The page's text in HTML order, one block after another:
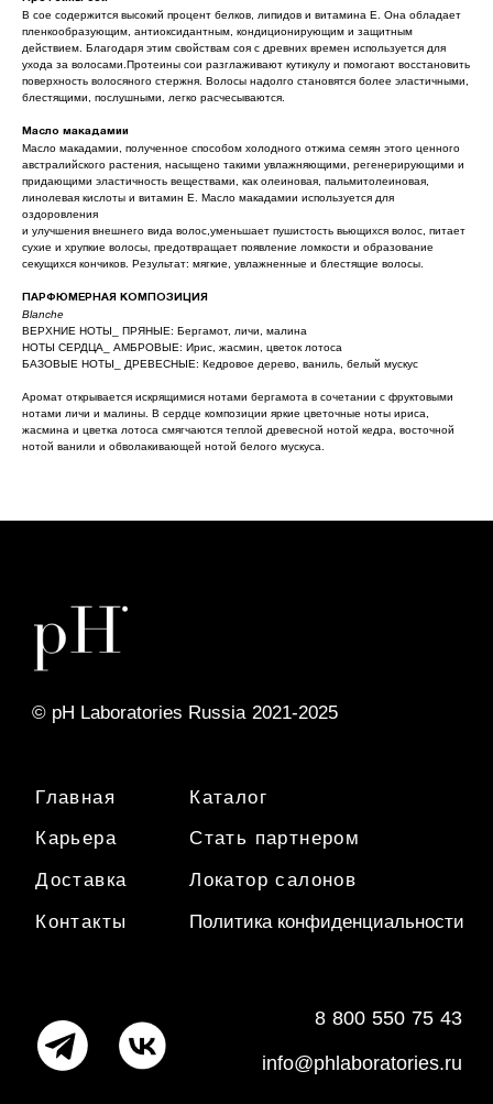
В сое содержится высокий процент белков, липидов и витамина Е. Она обладает
пленкообразующим, антиоксидантным, кондиционирующим и защитным
действием. Благодаря этим свойствам соя с древних времен используется для
ухода за волосами.Протеины сои разглаживают кутикулу и помогают восстановить
поверхность волосяного стержня. Волосы надолго становятся более эластичными,
блестящими, послушными, легко расчесываются.
Масло макадамии
Масло макадамии, полученное способом холодного отжима семян этого ценного
австралийского растения, насыщено такими увлажняющими, регенерирующими и
придающими эластичность веществами, как олеиновая, пальмитолеиновая,
линолевая кислоты и витамин Е. Масло макадамии используется для
оздоровления
и улучшения внешнего вида волос,уменьшает пушистость вьющихся волос, питает
сухие и хрупкие волосы, предотвращает появление ломкости и образование
секущихся кончиков. Результат: мягкие, увлажненные и блестящие волосы.
ПАРФЮМЕРНАЯ КОМПОЗИЦИЯ
Blanche
ВЕРХНИЕ НОТЫ_ ПРЯНЫЕ: Бергамот, личи, малина
НОТЫ СЕРДЦА_ АМБРОВЫЕ: Ирис, жасмин, цветок лотоса
БАЗОВЫЕ НОТЫ_ ДРЕВЕСНЫЕ: Кедровое дерево, ваниль, белый мускус
Аромат открывается искрящимися нотами бергамота в сочетании с фруктовыми
нотами личи и малины. В сердце композиции яркие цветочные ноты ириса,
жасмина и цветка лотоса смягчаются теплой древесной нотой кедра, восточной
нотой ванили и обволакивающей нотой белого мускуса.
info@phlaboratories.ru
Каталог
Локатор салонов
Политика конфиденциальности
Главная
Карьера
Доставка
Контакты
8 -800- 550-75